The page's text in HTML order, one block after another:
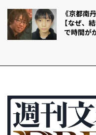
《京都南
【なぜ、
で時間が